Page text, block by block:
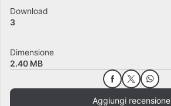
Download
3
Dimensione
2.40 MB
Aggiungi recensione